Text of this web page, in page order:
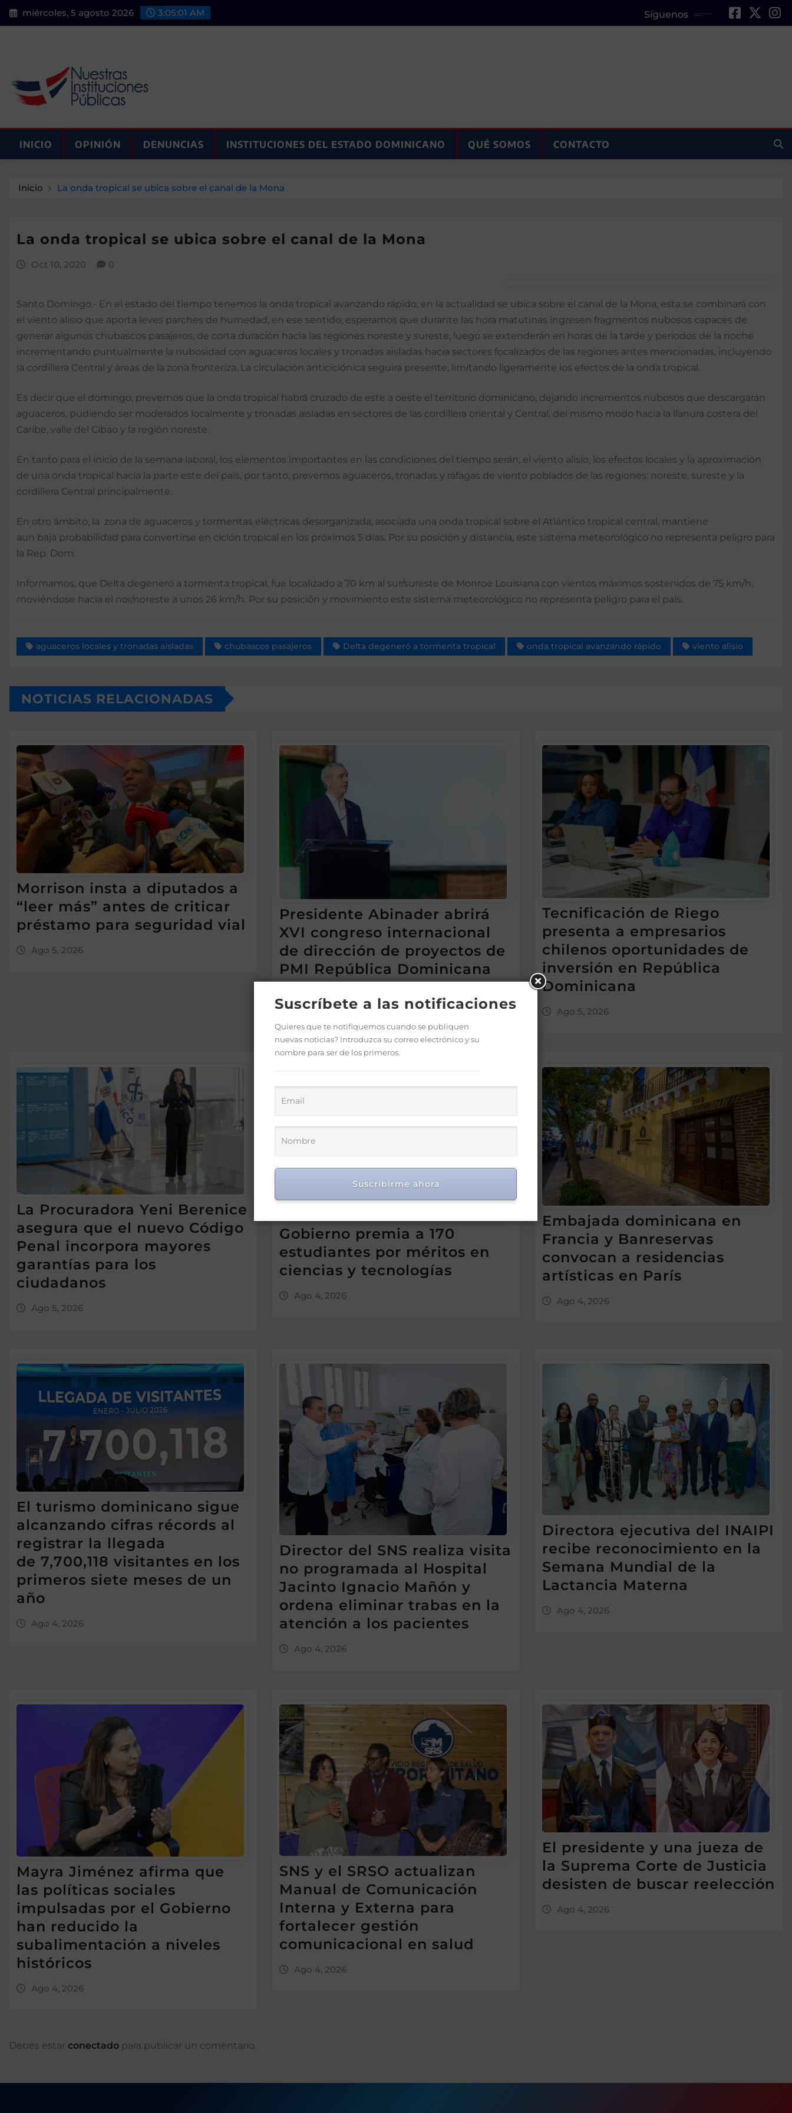
Saltar
al
miércoles, 5 agosto 2026 3:05:03 AM Síguenos
INICIO OPINIÓN DENUNCIAS INSTITUCIONES DEL ESTADO DOMINICANO QUÉ SOMOS CONTACTO
Inicio La onda tropical se ubica sobre el canal de la Mona
La onda tropical se ubica sobre el canal de la Mona
Oct 10, 2020 0
Santo Domingo.- En el estado del tiempo tenemos la onda tropical avanzando rápido, en la actualidad se ubica sobre el canal de la Mona, esta se combinará con
el viento alisio que aporta leves parches de humedad, en ese sentido, esperamos que durante las hora matutinas ingresen fragmentos nubosos capaces de
generar algunos chubascos pasajeros, de corta duración hacia las regiones noreste y sureste, luego se extenderán en horas de la tarde y periodos de la noche
incrementando puntualmente la nubosidad con aguaceros locales y tronadas aisladas hacia sectores focalizados de las regiones antes mencionadas, incluyendo
la cordillera Central y áreas de la zona fronteriza. La circulación anticiclónica seguirá presente, limitando ligeramente los efectos de la onda tropical.
Es decir que el domingo, prevemos que la onda tropical habrá cruzado de este a oeste el territorio dominicano, dejando incrementos nubosos que descargarán
aguaceros, pudiendo ser moderados localmente y tronadas aisladas en sectores de las cordillera oriental y Central, del mismo modo hacia la llanura costera del
Caribe, valle del Cibao y la región noreste.
En tanto para el inicio de la semana laboral, los elementos importantes en las condiciones del tiempo serán; el viento alisio, los efectos locales y la aproximación
de una onda tropical hacia la parte este del país, por tanto, prevemos aguaceros, tronadas y ráfagas de viento poblados de las regiones: noreste, sureste y la
cordillera Central principalmente.
En otro ámbito, la zona de aguaceros y tormentas eléctricas desorganizada, asociada una onda tropical sobre el Atlántico tropical central, mantiene
aun baja probabilidad para convertirse en ciclón tropical en los próximos 5 días. Por su posición y distancia, este sistema meteorológico no representa peligro para
la Rep. Dom.
Informamos, que Delta degeneró a tormenta tropical, fue localizado a 70 km al sur/sureste de Monroe Louisiana con vientos máximos sostenidos de 75 km/h,
moviéndose hacia el nor/noreste a unos 26 km/h. Por su posición y movimiento este sistema meteorológico no representa peligro para el país.
aguaceros locales y tronadas aisladas chubascos pasajeros Delta degeneró a tormenta tropical onda tropical avanzando rápido viento alisio
NOTICIAS RELACIONADAS
Morrison insta a diputados a
“leer más” antes de criticar
préstamo para seguridad vial
Ago 5, 2026
Presidente Abinader abrirá
XVI congreso internacional
de dirección de proyectos de
PMI República Dominicana
Tecnificación de Riego
presenta a empresarios
chilenos oportunidades de
inversión en República
Dominicana
Ago 5, 2026
La Procuradora Yeni Berenice
asegura que el nuevo Código
Penal incorpora mayores
garantías para los
ciudadanos
Ago 5, 2026
Gobierno premia a 170
estudiantes por méritos en
ciencias y tecnologías
Ago 4, 2026
Embajada dominicana en
Francia y Banreservas
convocan a residencias
artísticas en París
Ago 4, 2026
El turismo dominicano sigue
alcanzando cifras récords al
registrar la llegada
de 7,700,118 visitantes en los
primeros siete meses de un
año
Ago 4, 2026
Director del SNS realiza visita
no programada al Hospital
Jacinto Ignacio Mañón y
ordena eliminar trabas en la
atención a los pacientes
Ago 4, 2026
Directora ejecutiva del INAIPI
recibe reconocimiento en la
Semana Mundial de la
Lactancia Materna
Ago 4, 2026
Mayra Jiménez afirma que
las políticas sociales
impulsadas por el Gobierno
han reducido la
subalimentación a niveles
históricos
Ago 4, 2026
SNS y el SRSO actualizan
Manual de Comunicación
Interna y Externa para
fortalecer gestión
comunicacional en salud
Ago 4, 2026
El presidente y una jueza de
la Suprema Corte de Justicia
desisten de buscar reelección
Ago 4, 2026
Debes estar conectado para publicar un comentario.
Suscríbete a las notificaciones
Quieres que te notifiquemos cuando se publiquen
nuevas noticias? Introduzca su correo electrónico y su
nombre para ser de los primeros.
Suscribirme ahora